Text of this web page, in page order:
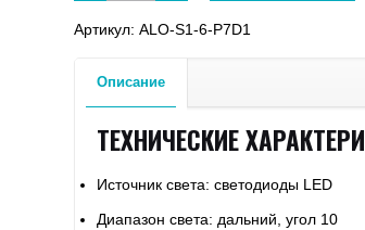
Артикул:ALO-S1-6-P7D1
Описание
ТЕХНИЧЕСКИЕ
Источник света: светодиоды LED
Диапазон света: дальний, угол 10